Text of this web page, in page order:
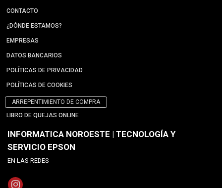
CONTACTO
¿DÓNDE ESTAMOS?
EMPRESAS
DATOS BANCARIOS
POLÍTICAS DE PRIVACIDAD
POLÍTICAS DE COOKIES
ARREPENTIMIENTO DE COMPRA
LIBRO DE QUEJAS ONLINE
INFORMATICA NOROESTE | TECNOLOGÍA Y
SERVICIO EPSON
EN LAS REDES